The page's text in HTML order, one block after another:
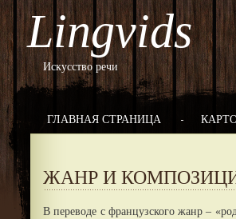
Lingvids
Искусство речи
ГЛАВНАЯ СТРАНИЦА
ЖАНР И
В переводе с французского жанр –